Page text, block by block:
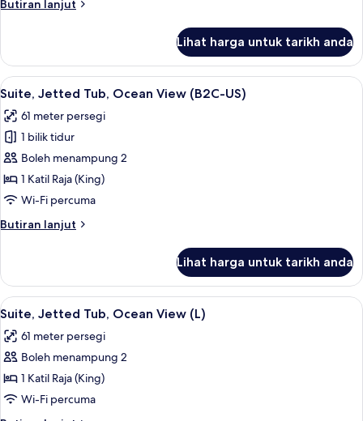
US)
Butiran lanjut
Ocean
View
(B2C-
Lihat harga untuk tarikh anda
Lihat
semua
foto
untuk
Suite,
Jetted
Tub,
View
Bar mini, peti besi dalam bilik,
4
Suite, Jetted Tub, Ocean View (B2C-US)
61 meter persegi
1 bilik tidur
Boleh menampung 2
1 Katil Raja (King)
Wi-Fi percuma
Butiran lanjut
Butiran
Jetted
Tub,
Ocean
(B2C-
US)
Lihat harga untuk tarikh anda
Lihat
semua
foto
untuk
Suite,
Jetted
Tub,
Bar mini, peti besi dalam bilik,
4
Suite, Jetted Tub, Ocean View (L)
61 meter persegi
Boleh menampung 2
1 Katil Raja (King)
Wi-Fi percuma